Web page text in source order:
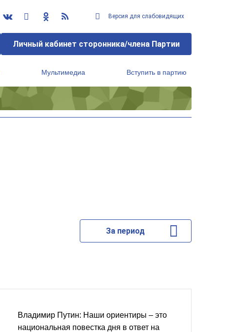
Версия для слабовидящих
Личный кабинет сторонника/члена Партии
Мультимедиа Вступить в партию
За период
Владимир Путин: Наши ориентиры – это
национальная повестка дня в ответ на